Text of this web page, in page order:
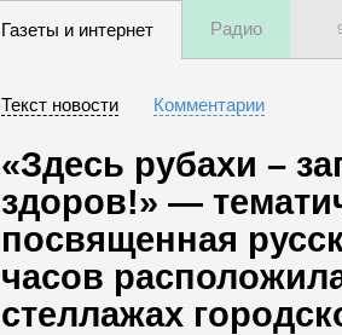
Газеты и интернет Радио
Текст новости Комментарии
«Здесь рубахи –
здоров!» —
посвященная
часов
стеллажах